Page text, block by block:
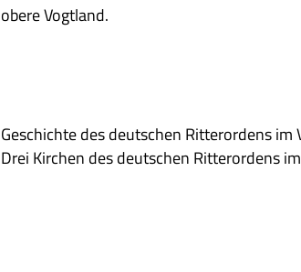
obere Vogtland.
Geschichte des deut­schen Rit­ter­or­dens
Drei Kir­chen des deut­schen Rit­ter­or­dens